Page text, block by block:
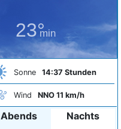
23°
min
Sonne 14:37 Stunden
Wind NNO 11 km/h
Abends Nachts